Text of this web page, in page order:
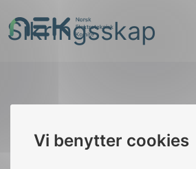
Vi benytter cookies
til
innhold
NEK
Søk
Sikringsskap